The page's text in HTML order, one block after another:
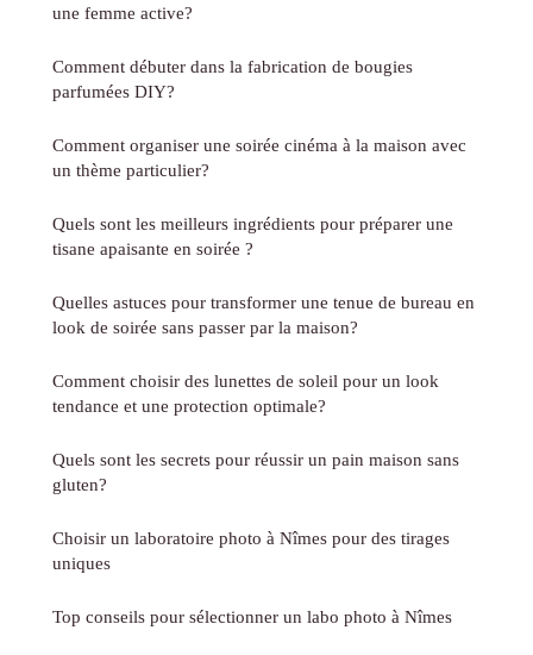
une femme active?
Comment débuter dans la fabrication de bougies
parfumées DIY?
Comment organiser une soirée cinéma à la maison avec
un thème particulier?
Quels sont les meilleurs ingrédients pour préparer une
tisane apaisante en soirée ?
Quelles astuces pour transformer une tenue de bureau en
look de soirée sans passer par la maison?
Comment choisir des lunettes de soleil pour un look
tendance et une protection optimale?
Quels sont les secrets pour réussir un pain maison sans
gluten?
Choisir un laboratoire photo à Nîmes pour des tirages
uniques
Top conseils pour sélectionner un labo photo à Nîmes